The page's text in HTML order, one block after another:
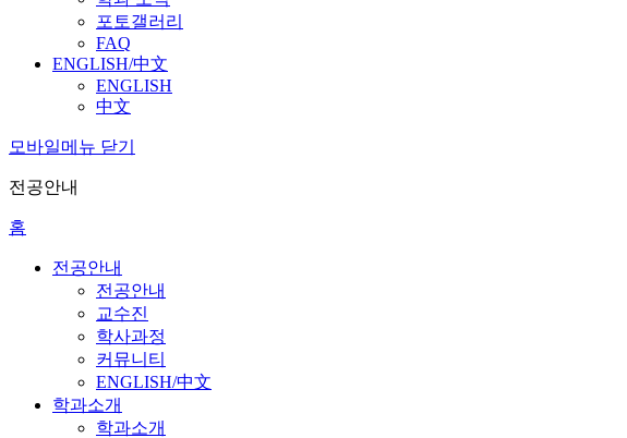
포토갤러리
FAQ
ENGLISH/中文
ENGLISH
中文
모바일메뉴 닫기
전공안내
홈
전공안내
전공안내
교수진
학사과정
커뮤니티
ENGLISH/中文
학과소개
학과소개